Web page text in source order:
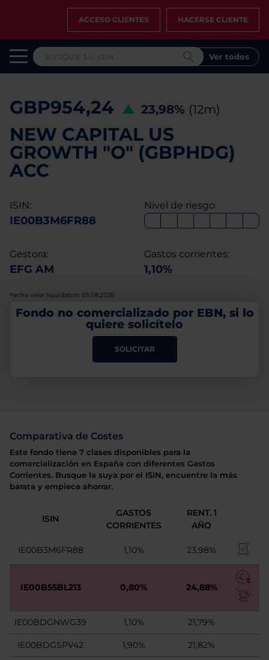
ACCESO CLIENTES HACERSE CLIENTE
Ver todos
GBP954,24 23,98% (12m)
NEW CAPITAL US
GROWTH "O" (GBPHDG)
ACC
ISIN:
IE00B3M6FR88
Nivel de riesgo:
Gestora:
EFG AM
Gastos corrientes:
1,10%
Fecha valor liquidativo: 05.08.2026
Fondo no comercializado por EBN, si lo
quiere solicítelo
SOLICITAR
Comparativa de Costes
Este fondo tiene 7 clases disponibles para la
comercialización en España con diferentes Gastos
Corrientes. Busque la suya por el ISIN, encuentre la más
barata y empiece ahorrar.
ISIN
GASTOS
CORRIENTES
RENT. 1
AÑO
IE00B3M6FR88 1,10% 23,98%
IE00B55BL213 0,80% 24,88%
IE00BDGNWG39 1,10% 21,79%
IE00BDGSPV42 1,90% 21,82%